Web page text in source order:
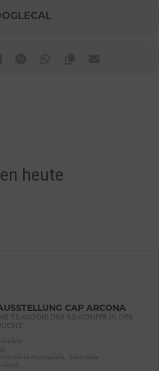
heute
CAP ARCONA
TRAGÖDIE DER KZ-SCHIFFE IN DER